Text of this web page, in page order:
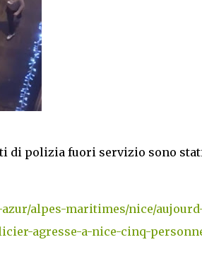
di polizia fuori servizio sono
alpes-maritimes/nice/
agresse-a-nice-cinq-